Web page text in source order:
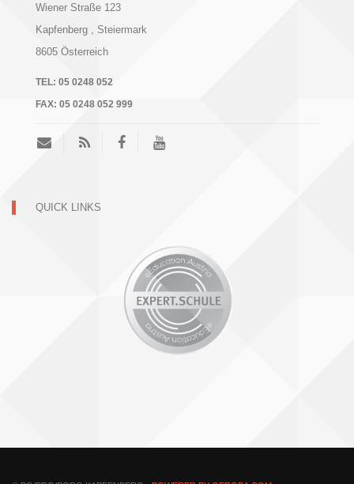
Wiener Straße 123
Kapfenberg
, Steiermark
8605 Österreich
TEL: 05 0248 052
FAX: 05 0248 052 999
QUICK LINKS